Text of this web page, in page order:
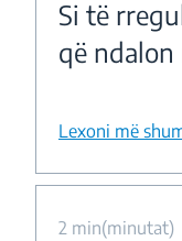
Si të
që
Lexoni më
2 min(minutat)